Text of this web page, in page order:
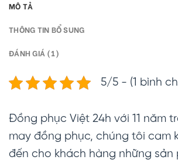
MÔ TẢ
THÔNG TIN BỔ SUNG
ĐÁNH GIÁ (1)
5/5 - (1 bình
Đồng phục Việt 24h với 11 năm
may đồng phục, chúng tôi cam
đến cho khách hàng những sản